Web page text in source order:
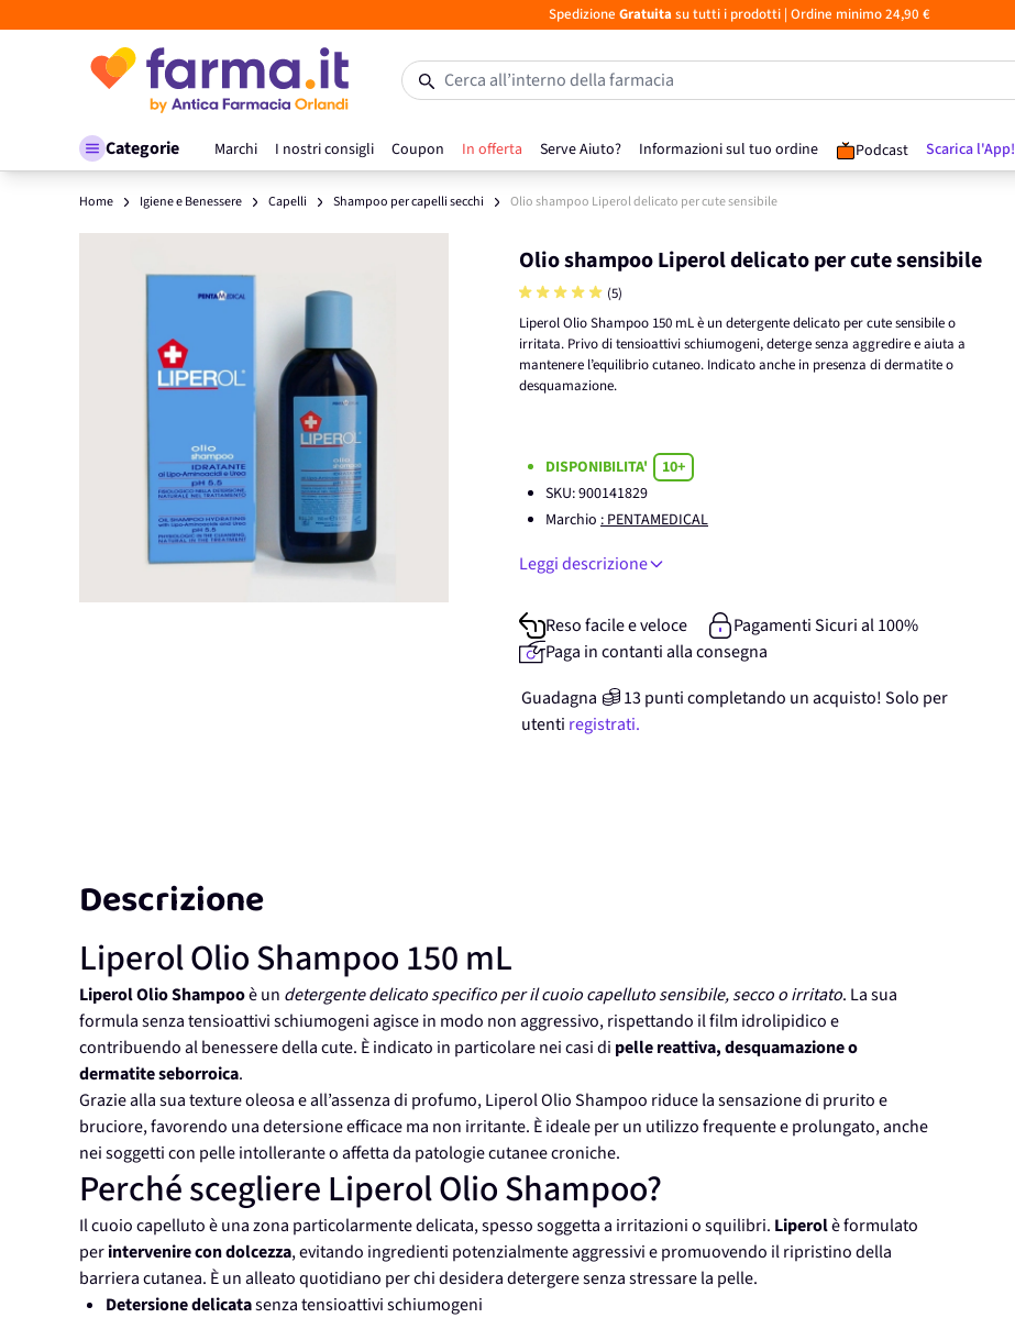
Spedizione Gratuita su tutti i prodotti| Ordine minimo 24,90 €
Salta al contenuto
Categorie Marchi I nostri consigli Coupon In offerta Serve Aiuto? Informazioni sul tuo ordine Podcast Scarica l'App!
Cerca all’interno della farmacia
Home Igiene e Benessere Capelli Shampoo per capelli secchi Olio shampoo Liperol delicato per cute sensibile
Olio shampoo Liperol delicato per cute sensibile
(5)
Liperol Olio Shampoo 150 mL è un detergente delicato per cute sensibile o
irritata. Privo di tensioattivi schiumogeni, deterge senza aggredire e aiuta a
mantenere l’equilibrio cutaneo. Indicato anche in presenza di dermatite o
desquamazione.
DISPONIBILITA'
10+
SKU:900141829
Marchio : PENTAMEDICAL
Leggi descrizione
Reso facile e veloce
Pagamenti Sicuri al 100%
Paga in contanti alla consegna
Guadagna
13punticompletando un acquisto! Solo per
utenti registrati.
Descrizione
Liperol Olio Shampoo 150 mL
Liperol Olio Shampooè un detergente delicato specifico per il cuoio capelluto sensibile, secco o irritato. La sua
formula senza tensioattivi schiumogeni agisce in modo non aggressivo, rispettando il film idrolipidico e
contribuendo al benessere della cute. È indicato in particolare nei casi di pelle reattiva, desquamazione o
dermatite seborroica.
Grazie alla sua texture oleosa e all’assenza di profumo, Liperol Olio Shampoo riduce la sensazione di prurito e
bruciore, favorendo una detersione efficace ma non irritante. È ideale per un utilizzo frequente e prolungato, anche
nei soggetti con pelle intollerante o affetta da patologie cutanee croniche.
Perché scegliere Liperol Olio Shampoo?
Il cuoio capelluto è una zona particolarmente delicata, spesso soggetta a irritazioni o squilibri. Liperolè formulato
perintervenire con dolcezza, evitando ingredienti potenzialmente aggressivi e promuovendo il ripristino della
barriera cutanea. È un alleato quotidiano per chi desidera detergere senza stressare la pelle.
Detersione delicatasenza tensioattivi schiumogeni